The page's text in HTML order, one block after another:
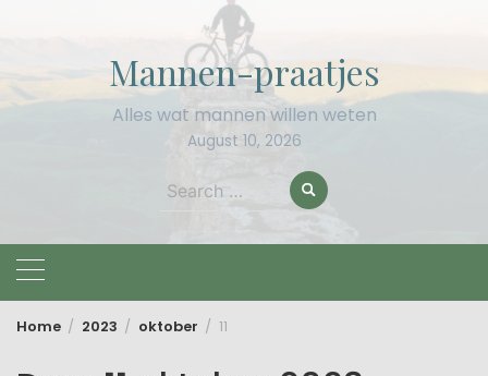
Mannen-praatjes
Alles wat mannen willen weten
August 10, 2026
Search
Home 2023 oktober 11